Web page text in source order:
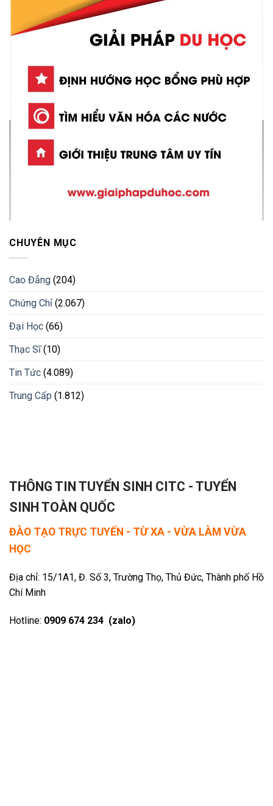
CHUYÊN MỤC
Cao Đẳng (204)
Chứng Chỉ (2.067)
Đại Học (66)
Thạc Sĩ(10)
Tin Tức (4.089)
Trung Cấp (1.812)
THÔNG TIN TUYỂN SINH CITC - TUYỂN
SINH TOÀN QUỐC
ĐÀO TẠO TRỰC TUYẾN - TỪ XA - VỪA LÀM VỪA
HỌC
Địa chỉ: 15/1A1, Đ. Số 3, Trường Thọ, Thủ Đức, Thành phố Hồ
Chí Minh
Hotline: 0909 674 234 (zalo)